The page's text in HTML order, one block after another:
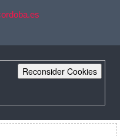
Reconsider Cookies